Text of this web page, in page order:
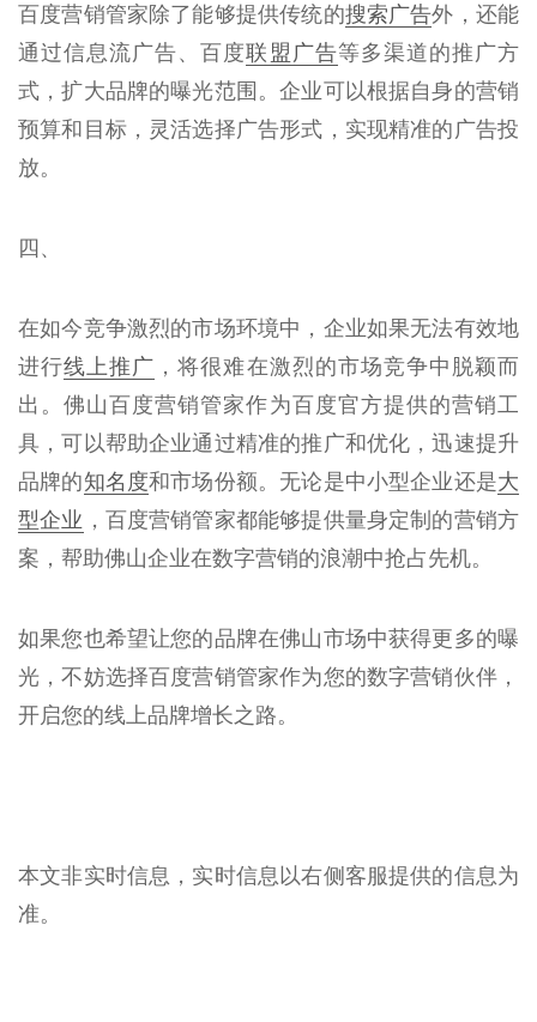
百度营销管家除了能够提供传统的搜索广告外，还能
通过信息流广告、百度联盟广告等多渠道的推广方
式，扩大品牌的曝光范围。企业可以根据自身的营销
预算和目标，灵活选择广告形式，实现精准的广告投
放。
四、
在如今竞争激烈的市场环境中，企业如果无法有效地
进行线上推广 ，将很难在激烈的市场竞争中脱颖而
出。佛山百度营销管家作为百度官方提供的营销工
具，可以帮助企业通过精准的推广和优化，迅速提升
品牌的知名度和市场份额。无论是中小型企业还是大
型企业 ，百度营销管家都能够提供量身定制的营销方
案，帮助佛山企业在数字营销的浪潮中抢占先机。
如果您也希望让您的品牌在佛山市场中获得更多的曝
光，不妨选择百度营销管家作为您的数字营销伙伴，
开启您的线上品牌增长之路。
本文非实时信息，实时信息以右侧客服提供的信息为
准。